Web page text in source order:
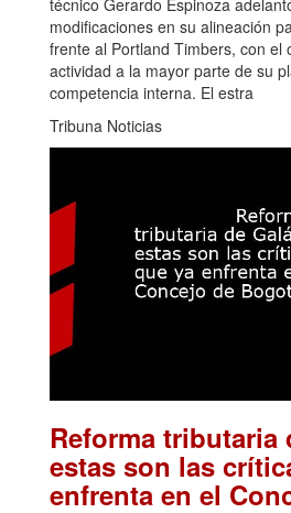
modificaciones en su alineación
frente al Portland Timbers, con el
actividad a la mayor parte de su
competencia interna. El estra
Tribuna Noticias
Reforma tributaria
estas son las
enfrenta en el